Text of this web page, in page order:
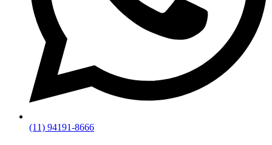
(11) 94191-8666